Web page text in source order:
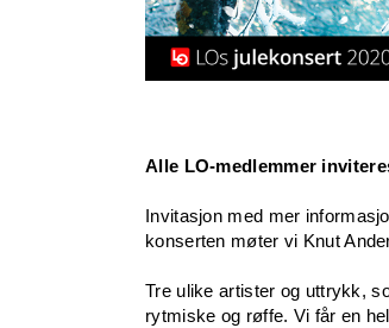
Alle LO-medlemmer
Invitasjon med mer
konserten møter vi Knut
Tre ulike artister og uttrykk,
rytmiske og røffe. Vi får en